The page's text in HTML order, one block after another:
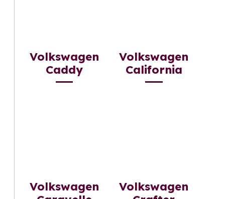
Volkswagen
Caddy
Volkswagen
California
Volkswagen
Volkswagen